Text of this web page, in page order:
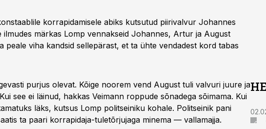
korrapidamisele abiks kutsutud piirivalvur Johannes
ilmudes märkas Lomp vennakseid Johannes, Artur ja August
peale viha kandsid sellepärast, et ta ühte vendadest kord tabas
purjus olevat. Kõige noorem vend August tuli valvuri juure ja
see ei läinud, hakkas Veimann roppude sõnadega sõimama. Kui
läks, kutsus Lomp politseiniku kohale. Politseinik pani
ta paari korrapidaja-tuletõrjujaga minema — vallamajja.